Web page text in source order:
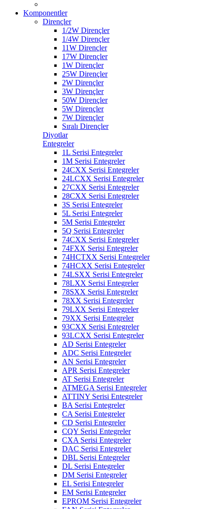
Komponentler
Dirençler
1/2W Dirençler
1/4W Dirençler
11W Dirençler
17W Dirençler
1W Dirençler
25W Dirençler
2W Dirençler
3W Dirençler
50W Dirençler
5W Dirençler
7W Dirençler
Sıralı Dirençler
Diyotlar
Entegreler
1L Serisi Entegreler
1M Serisi Entegreler
24CXX Serisi Entegreler
24LCXX Serisi Entegreler
27CXX Serisi Entegreler
28CXX Serisi Entegreler
3S Serisi Entegreler
5L Serisi Entegreler
5M Serisi Entegreler
5Q Serisi Entegreler
74CXX Serisi Entegreler
74FXX Serisi Entegreler
74HCTXX Serisi Entegreler
74HCXX Serisi Entegreler
74LSXX Serisi Entegreler
78LXX Serisi Entegreler
78SXX Serisi Entegreler
78XX Serisi Entegreler
79LXX Serisi Entegreler
79XX Serisi Entegreler
93CXX Serisi Entegreler
93LCXX Serisi Entegreler
AD Serisi Entegreler
ADC Serisi Entegreler
AN Serisi Entegreler
APR Serisi Entegreler
AT Serisi Entegreler
ATMEGA Serisi Entegreler
ATTINY Serisi Entegreler
BA Serisi Entegreler
CA Serisi Entegreler
CD Serisi Entegreler
CQY Serisi Entegreler
CXA Serisi Entegreler
DAC Serisi Entegreler
DBL Serisi Entegreler
DL Serisi Entegreler
DM Serisi Entegreler
EL Serisi Entegreler
EM Serisi Entegreler
EPROM Serisi Entegreler